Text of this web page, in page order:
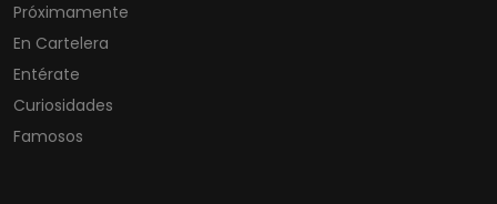
Próximamente
En Cartelera
Entérate
Curiosidades
Famosos